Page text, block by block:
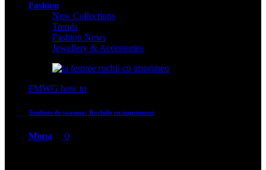
Fashion
New Collections
Trends
Fashion News
Jewellery & Accessories
FMWG how to
Tendinte de toamna: Rochiile cu imprimeuri
Mona 0